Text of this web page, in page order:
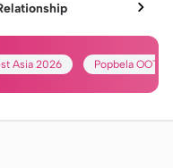
Asia 2026 Popbela OOTD